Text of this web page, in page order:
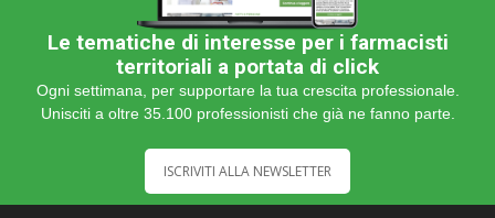
Le tematiche di interesse per i farmacisti
territoriali a portata di click
Ogni settimana, per supportare la tua crescita professionale.
Unisciti a oltre 35.100 professionisti che già ne fanno parte.
ISCRIVITI ALLA NEWSLETTER